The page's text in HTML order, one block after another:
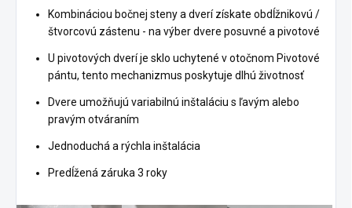
Kombináciou bočnej steny a dverí získate obdĺžnikovú /
štvorcovú zástenu - na výber dvere posuvné a pivotové
U pivotových dverí je sklo uchytené v otočnom Pivotové
pántu, tento mechanizmus poskytuje dlhú životnosť
Dvere umožňujú variabilnú inštaláciu s ľavým alebo
pravým otváraním
Jednoduchá a rýchla inštalácia
Predĺžená záruka 3 roky